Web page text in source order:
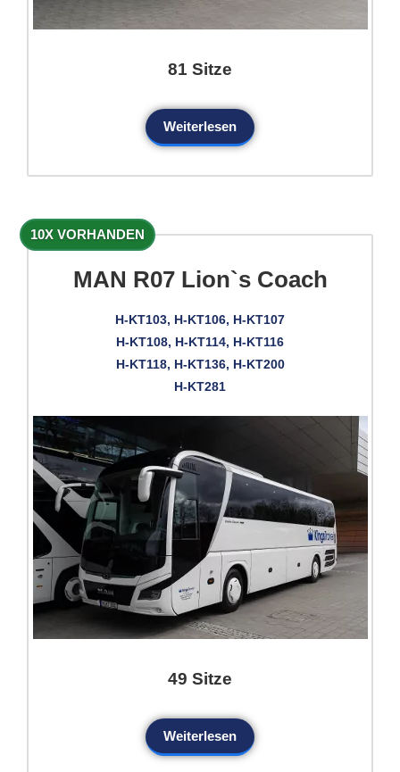
81 Sitze
Weiterlesen
10X VORHANDEN
MAN R07 Lion`s Coach
H-KT103, H-KT106, H-KT107
H-KT108, H-KT114, H-KT116
H-KT118, H-KT136, H-KT200
H-KT281
49 Sitze
Weiterlesen